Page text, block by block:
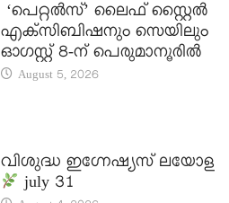
‘പെറ്റൽസ്’ ലൈഫ് സ്റ്റൈൽ
എക്സിബിഷനും സെയിലും
ഓഗസ്റ്റ് 8-ന് പെരുമാനൂരിൽ
August 5, 2026
വിശുദ്ധ ഇഗ്നേഷ്യസ് ലയോള
july 31